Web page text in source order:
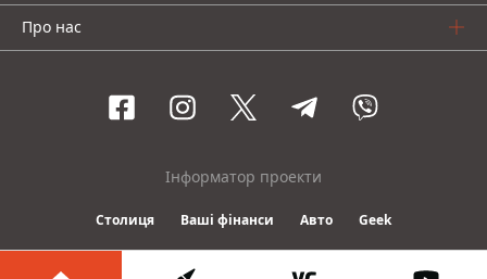
Про нас
Інформатор проекти
Столиця Ваші фінанси Авто Geek